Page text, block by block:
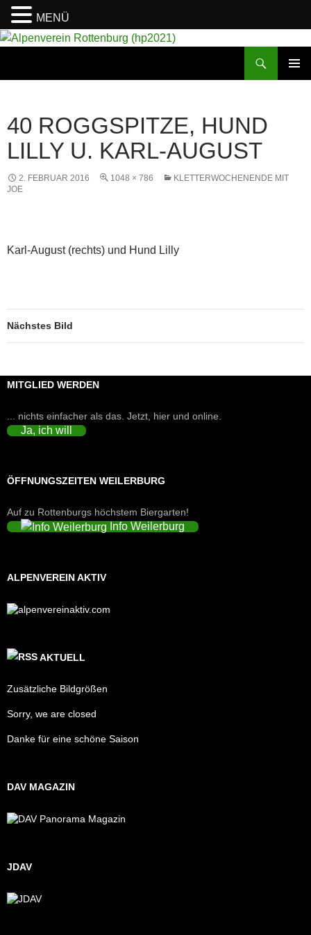
40 ROGGSPITZE, HUND
LILLY U. KARL-AUGUST
2. FEBRUAR 2016 1048 × 786
KLETTERWOCHENENDE MIT
JOE
Karl-August (rechts) und Hund Lilly
Nächstes Bild
MITGLIED WERDEN
... nichts einfacher als das. Jetzt, hier und online.
Ja, ich will
ÖFFNUNGSZEITEN WEILERBURG
Auf zu Rottenburgs höchstem Biergarten!
Info Weilerburg
ALPENVEREIN AKTIV
AKTUELL
Zusätzliche Bildgrößen
Sorry, we are closed
Danke für eine schöne Saison
DAV MAGAZIN
JDAV
MENÜ